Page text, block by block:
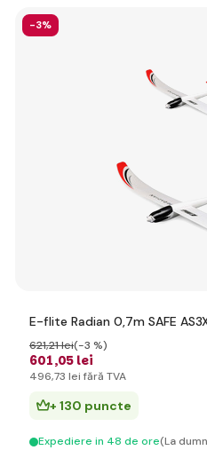
-3%
E-flite Radian 0,7m SAFE
601,05 lei
621,21 lei(-3 %)
496,73 lei fără TVA
+ 130 puncte
Expediere in 48 de ore(La